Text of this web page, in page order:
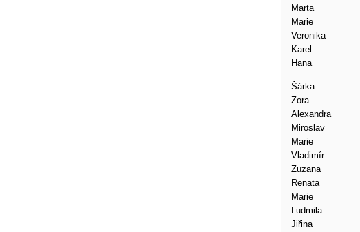
Marta
Marie
Veronika
Karel
Hana
Šárka
Zora
Alexandra
Miroslav
Marie
Vladimír
Zuzana
Renata
Marie
Ludmila
Jiřina